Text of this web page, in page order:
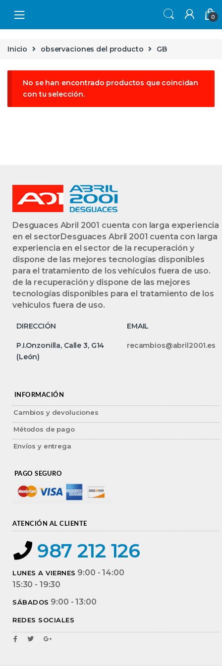
0
Inicio observaciones del producto GB
No se han encontrado productos que coincidan
con tu selección.
Desguaces Abril 2001 cuenta con larga experiencia
en el sectorDesguaces Abril 2001 cuenta con larga
experiencia en el sector de la recuperación y
dispone de las mejores tecnologías disponibles
para el tratamiento de los vehículos fuera de uso.
de la recuperación y dispone de las mejores
tecnologías disponibles para el tratamiento de los
vehículos fuera de uso.
DIRECCIÓN EMAIL
P.I.Onzonilla, Calle 3, G14
(León)
recambios@abril2001.es
INFORMACIÓN
Cambios y devoluciones
Métodos de pago
Envíos y entrega
PAGO SEGURO
ATENCIÓN AL CLIENTE
987 212 126
LUNES A VIERNES 9:00 - 14:00
15:30 - 19:30
SÁBADOS 9:00 - 13:00
REDES SOCIALES